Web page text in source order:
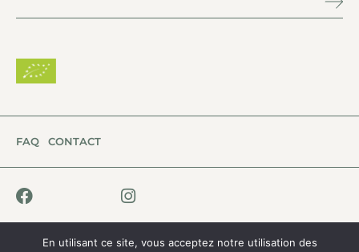
FAQ CONTACT
En utilisant ce site, vous acceptez notre utilisation des